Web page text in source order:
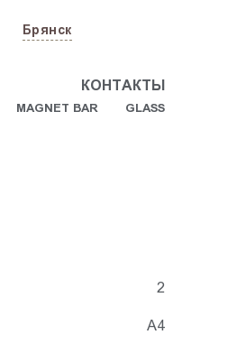
Брянск
КОНТАКТЫ
MAGNET BAR GLASS
2
А4